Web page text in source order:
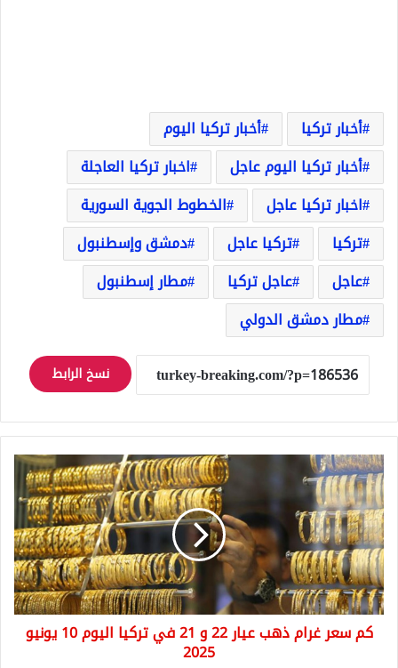
أخبار تركيا
أخبار تركيا اليوم
أخبار تركيا اليوم عاجل
اخبار تركيا العاجلة
اخبار تركيا عاجل
الخطوط الجوية السورية
تركيا
تركيا عاجل
دمشق وإسطنبول
عاجل
عاجل تركيا
مطار إسطنبول
مطار دمشق الدولي
نسخ الرابط
كم
سعر
غرام
ذهب
عيار
22
و
21
في
تركيا
كم سعر غرام ذهب عيار 22 و 21 في تركيا اليوم 10 يونيو
2025